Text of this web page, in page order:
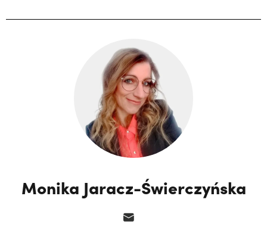
Monika Jaracz-Świerczyńska